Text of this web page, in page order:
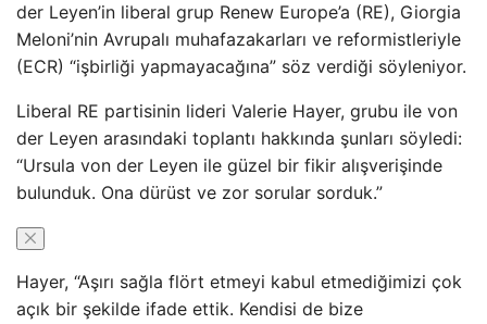
der Leyen’in liberal grup Renew Europe’a (RE), Giorgia
Meloni’nin Avrupalı ​​muhafazakarları ve reformistleriyle
(ECR) “işbirliği yapmayacağına” söz verdiği söyleniyor.
Liberal RE partisinin lideri Valerie Hayer, grubu ile von
der Leyen arasındaki toplantı hakkında şunları söyledi:
“Ursula von der Leyen ile güzel bir fikir alışverişinde
bulunduk. Ona dürüst ve zor sorular sorduk.”
Hayer, “Aşırı sağla flört etmeyi kabul etmediğimizi çok
açık bir şekilde ifade ettik. Kendisi de bize